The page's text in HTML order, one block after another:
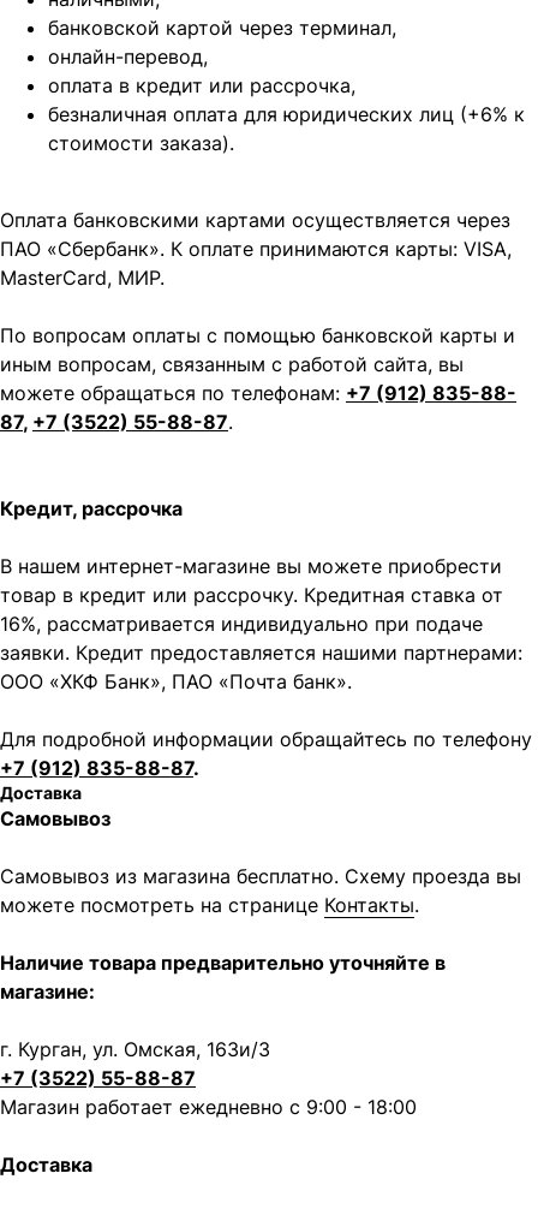
банковской картой через терминал,
онлайн-перевод,
оплата в кредит или рассрочка,
безналичная оплата для юридических лиц (+6% к
стоимости заказа).
Оплата банковскими картами осуществляется через
ПАО «Сбербанк». К оплате принимаются карты: VISA,
MasterCard, МИР.
По вопросам оплаты с помощью банковской карты и
иным вопросам, связанным с работой сайта, вы
можете обращаться по телефонам: +7 (912) 835-88-
87, +7 (3522) 55-88-87.
Кредит, рассрочка
В нашем интернет-магазине вы можете приобрести
товар в кредит или рассрочку. Кредитная ставка от
16%, рассматривается индивидуально при подаче
заявки. Кредит предоставляется нашими партнерами:
ООО «ХКФ Банк», ПАО «Почта банк».
Для подробной информации обращайтесь по телефону
+7 (912) 835-88-87.
Доставка
Самовывоз
Самовывоз из магазина бесплатно. Схему проезда вы
можете посмотреть на странице Контакты.
Наличие товара предварительно уточняйте в
магазине:
г. Курган, ул. Омская, 163и/3
+7 (3522) 55-88-87
Магазин работает ежедневно с 9:00 - 18:00
Доставка
Написать в MAX